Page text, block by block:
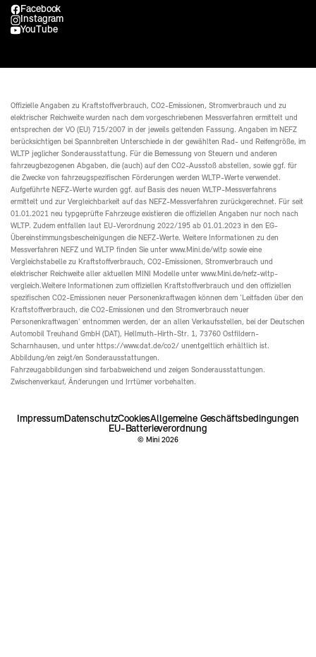
Facebook
Instagram
YouTube
Offizielle Angaben zu Kraftstoffverbrauch, CO2-Emissionen, Stromverbrauch und zu
elektrischer Reichweite wurden nach dem vorgeschriebenen Messverfahren ermittelt und
entsprechen der VO (EU) 715/2007 in der jeweils geltenden Fassung. Angaben im NEFZ
berücksichtigen bei Spannbreiten Unterschiede in der gewählten Rad- und Reifengröße, im
WLTP jeglicher Sonderausstattung. Für die Bemessung von Steuern und anderen
fahrzeugbezogenen Abgaben, die (auch) auf den CO2-Ausstoß abstellen, sowie ggf. für
die Zwecke von fahrzeugspezifischen Förderungen werden WLTP-Werte verwendet.
Aufgeführte NEFZ-Werte wurden ggf. auf Basis des neuen WLTP-Messverfahrens
ermittelt und zur Vergleichbarkeit auf das NEFZ-Messverfahren zurückgerechnet. Für seit
01.01.2021 neu typgeprüfte Fahrzeuge existieren die offiziellen Angaben nur noch nach
WLTP. Zudem entfallen laut EU-Verordnung 2022/195 ab 01.01.2023 in den EG-
Übereinstimmungsbescheinigungen die NEFZ-Werte. Weitere Informationen zu den
Messverfahren NEFZ und WLTP finden Sie unter www.Mini.de/wltp sowie eine
Vergleichstabelle zu Kraftstoffverbrauch, CO2-Emissionen, Stromverbrauch und
elektrischer Reichweite aller aktuellen MINI Modelle unter www.Mini.de/nefz-wltp-
vergleich.Weitere Informationen zum offiziellen Kraftstoffverbrauch und den offiziellen
spezifischen CO2-Emissionen neuer Personenkraftwagen können dem 'Leitfaden über den
Kraftstoffverbrauch, die CO2-Emissionen und den Stromverbrauch neuer
Personenkraftwagen' entnommen werden, der an allen Verkaufsstellen, bei der Deutschen
Automobil Treuhand GmbH (DAT), Hellmuth-Hirth-Str. 1, 73760 Ostfildern-
Scharnhausen, und unter https://www.dat.de/co2/ unentgeltlich erhältlich ist.
Abbildung/en zeigt/en Sonderausstattungen.
Fahrzeugabbildungen sind farbabweichend und zeigen Sonderausstattungen.
Zwischenverkauf, Änderungen und Irrtümer vorbehalten.
ImpressumDatenschutzCookiesAllgemeine Geschäftsbedingungen
EU-Batterieverordnung
© Mini 2026